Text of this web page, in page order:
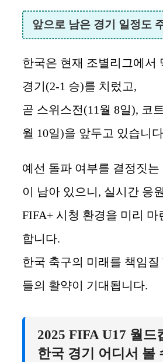
앞으로 남은 경기 일정도
한국은 현재 조별리그에서
경기(2-1 승)를 치렀고,
곧 스위스전(11월 8일), 코
월 10일)을 앞두고 있습니
예선 돌파 여부를 결정짓
이 남아 있으니, 실시간 응
FIFA+ 시청 환경을 미리 마
합니다.
한국 축구의 미래를 책임질
들의 활약이 기대됩니다.
2025 FIFA U17 월드
한국 경기 어디서 볼